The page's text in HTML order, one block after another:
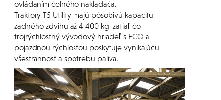
ovládaním čelného nakladača.
Traktory T5 Utility majú pôsobivú kapacitu
zadného zdvihu až 4 400 kg, zatiaľ čo
trojrýchlostný vývodový hriadeľ s ECO a
pojazdnou rýchlosťou poskytuje vynikajúcu
všestrannosť a spotrebu paliva.